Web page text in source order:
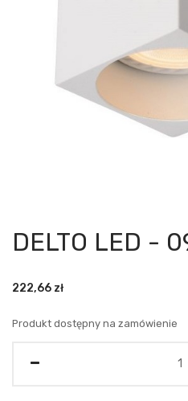
DELTO LED -
222,66 zł
Produkt dostępny na zamówienie